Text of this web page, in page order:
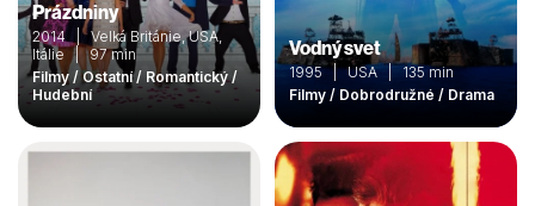
Prázdniny
2014 | Velká Británie, USA,
Itálie | 97 min
Filmy / Ostatní / Romantický /
Hudební
Vodný svet
1995 | USA | 135 min
Filmy / Dobrodružné / Drama